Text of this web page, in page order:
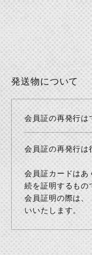
発送物について
会員証の再発行は
会員証の再発行は
会員証カードはあ
続を証明するもの
会員証明の際は、
いいたします。